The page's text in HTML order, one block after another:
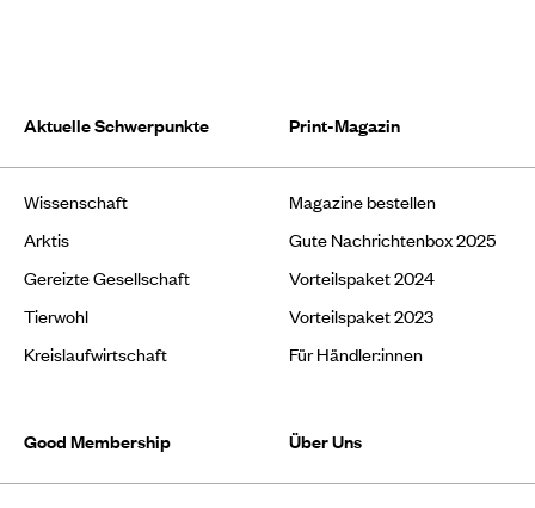
Aktuelle Schwerpunkte
Wissenschaft
Arktis
Gereizte Gesellschaft
Tierwohl
Kreislaufwirtschaft
Print-Magazin
Magazine bestellen
Gute Nachrichtenbox 2025
Vorteilspaket 2024
Vorteilspaket 2023
Für Händler:innen
Good Membership Über Uns